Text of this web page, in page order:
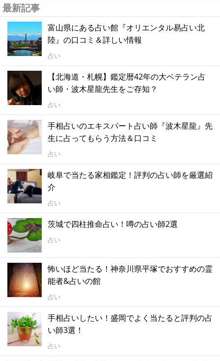
最新記事
富山県にある占い館『オリエンタル易占い北
陸』の口コミ＆詳しい情報
占い
【北海道・札幌】鑑定暦42年の大ベテラン占
い師・波木星龍先生をご存知？
占い
手相占いのエキスパート占い師『波木星龍』先
生に占ってもらう方法＆口コミ
占い
岐阜で当たる家相鑑定！評判の占い師を厳選紹
介
占い
茨城で四柱推命占い！噂の占い師2選
占い
怖いほど当たる！神奈川県平塚でおすすめの霊
能者&占いの館
占い
手相占いしたい！盛岡でよく当たると評判の占
い師3選！
占い